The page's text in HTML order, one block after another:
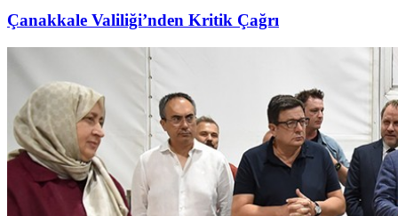
Çanakkale Valiliği’nden Kritik Çağrı